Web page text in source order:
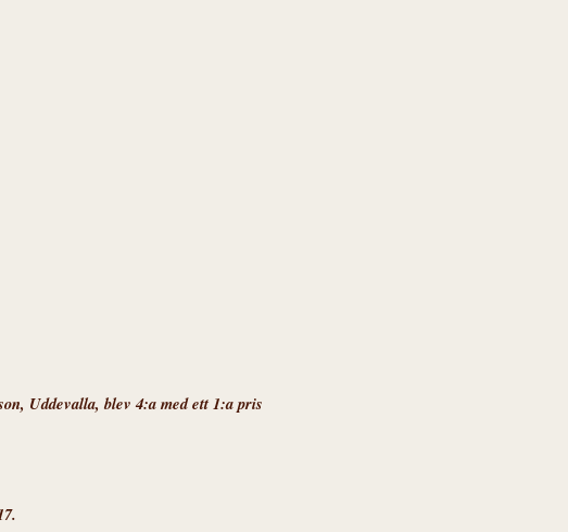
Uddevalla, blev 4:a med ett 1:a pris